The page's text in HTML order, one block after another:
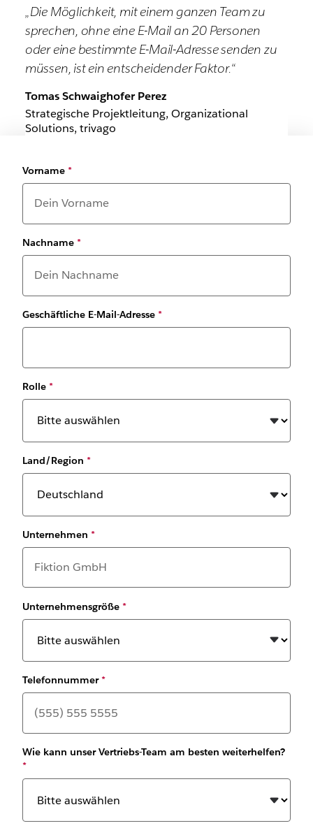
„Die Möglichkeit, mit einem ganzen Team zu
sprechen, ohne eine E-Mail an 20 Personen
oder eine bestimmte E-Mail-Adresse senden zu
müssen, ist ein entscheidender Faktor.“
Tomas Schwaighofer Perez
Strategische Projektleitung, Organizational
Solutions, trivago
Vorname *
Nachname *
Geschäftliche E-Mail-Adresse *
Rolle *
Land/Region *
Unternehmen *
Unternehmensgröße *
Telefonnummer*
Wie kann unser Vertriebs-Team am besten weiterhelfen?
*